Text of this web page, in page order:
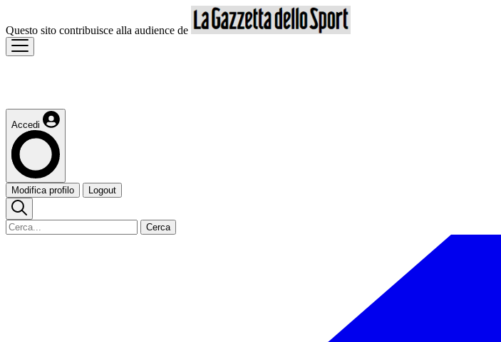
Questo sito contribuisce alla audience de
Accedi
Modifica profilo Logout
Cerca